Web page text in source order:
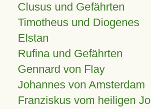
Clusus und Gefährten
Timotheus und Diogenes
Elstan
Rufina und Gefährten
Gennard von Flay
Johannes von Amsterdam
Franziskus vom heiligen